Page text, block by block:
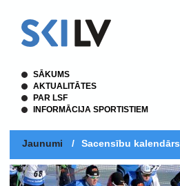
SĀKUMS
AKTUALITĀTES
PAR LSF
INFORMĀCIJA SPORTISTIEM
Jaunumi / Sacensību kalendārs